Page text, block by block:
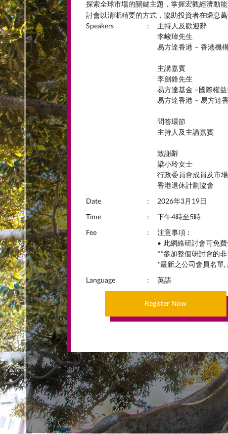
探索全球市場的關鍵主題，掌握宏觀經濟動
討會以清晰精要的方式，協助投資者在瞬息
Speakers :
主持人及歡迎辭
李峻瑋先生
易方達香港 – 香港機
主講嘉賓
李劍鋒先生
易方達基金 –國際權
易方達香港 – 易方達
問答環節
主持人及主講嘉賓
致謝辭
梁小玲女士
行政委員會成員及市
香港退休計劃協會
Date : 2026年3月19日
Time : 下午4時至5時
Fee :
注意事項 :
• 此網絡研討會可免
**參加整個研討會的
*最新之公司會員名單,
Language : 英語
Register Now